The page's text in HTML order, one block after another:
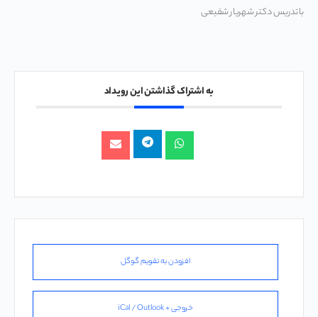
با تدریس دکتر شهریار شفیعی
به اشتراک گذاشتن این رویداد
افزودن به تقویم گوگل
خروجی + iCal / Outlook